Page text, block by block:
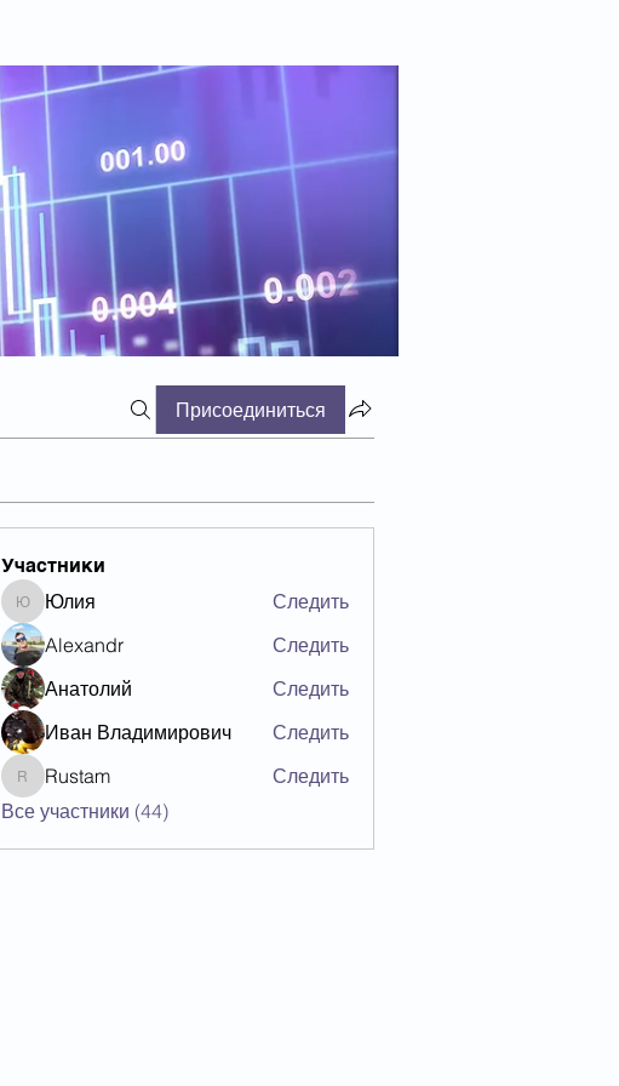
Присоединиться
Участники
ЮлияЮлия
Следить
Alexandr
Следить
Анатолий
Следить
Иван Владимирович
Следить
Rustam
Rustam
Следить
Все участники (44)